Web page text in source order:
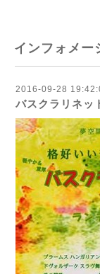
インフォメー
2016-09-28
バスクラリネ